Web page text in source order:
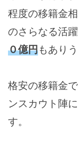
程度の移籍金
のさらなる活
０億円もあり
格安の移籍金
ンスカウト陣
す。